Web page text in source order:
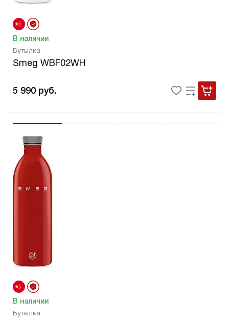
В наличии
Бутылка
Smeg WBF02WH
5 990 руб.
В наличии
Бутылка